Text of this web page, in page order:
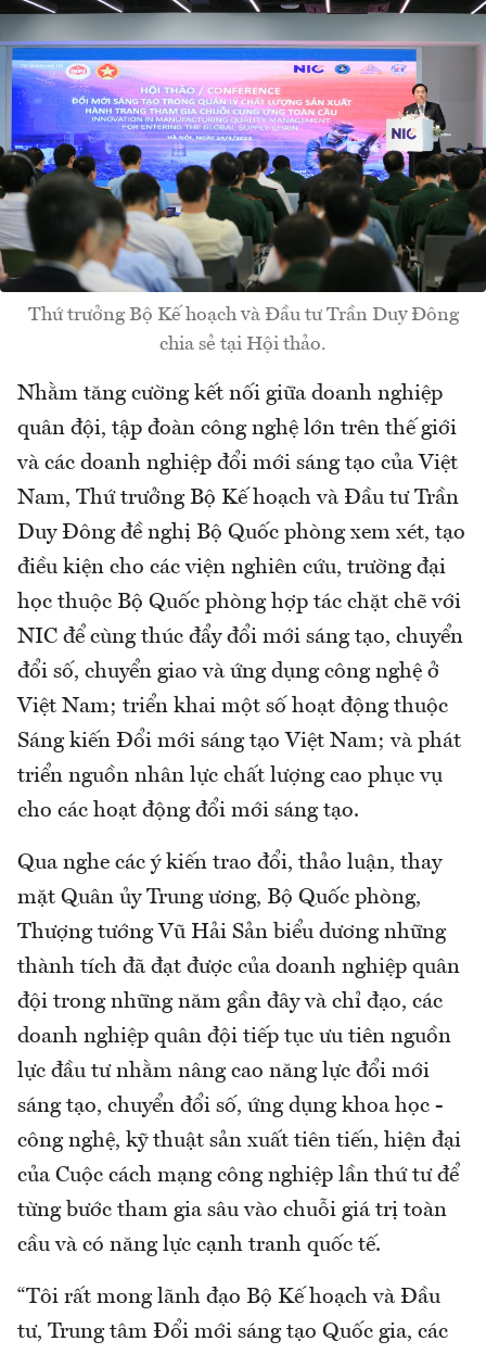
Thứ trưởng Bộ Kế hoạch và Đầu tư Trần Duy Đông
chia sẻ tại Hội thảo.
Nhằm tăng cường kết nối giữa doanh nghiệp
quân đội, tập đoàn công nghệ lớn trên thế giới
và các doanh nghiệp đổi mới sáng tạo của Việt
Nam, Thứ trưởng Bộ Kế hoạch và Đầu tư Trần
Duy Đông đề nghị Bộ Quốc phòng xem xét, tạo
điều kiện cho các viện nghiên cứu, trường đại
học thuộc Bộ Quốc phòng hợp tác chặt chẽ với
NIC để cùng thúc đẩy đổi mới sáng tạo, chuyển
đổi số, chuyển giao và ứng dụng công nghệ ở
Việt Nam; triển khai một số hoạt động thuộc
Sáng kiến Đổi mới sáng tạo Việt Nam; và phát
triển nguồn nhân lực chất lượng cao phục vụ
cho các hoạt động đổi mới sáng tạo.
Qua nghe các ý kiến trao đổi, thảo luận, thay
mặt Quân ủy Trung ương, Bộ Quốc phòng,
Thượng tướng Vũ Hải Sản biểu dương những
thành tích đã đạt được của doanh nghiệp quân
đội trong những năm gần đây và chỉ đạo, các
doanh nghiệp quân đội tiếp tục ưu tiên nguồn
lực đầu tư nhằm nâng cao năng lực đổi mới
sáng tạo, chuyển đổi số, ứng dụng khoa học -
công nghệ, kỹ thuật sản xuất tiên tiến, hiện đại
của Cuộc cách mạng công nghiệp lần thứ tư để
từng bước tham gia sâu vào chuỗi giá trị toàn
cầu và có năng lực cạnh tranh quốc tế.
“Tôi rất mong lãnh đạo Bộ Kế hoạch và Đầu
tư, Trung tâm Đổi mới sáng tạo Quốc gia, các